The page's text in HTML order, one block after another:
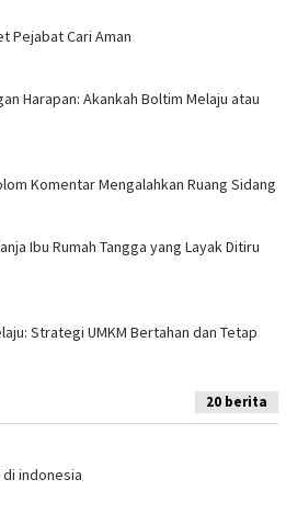
Pejabat Cari Aman
Harapan: Akankah Boltim Melaju atau
Komentar Mengalahkan Ruang Sidang
Ibu Rumah Tangga yang Layak Ditiru
Strategi UMKM Bertahan dan Tetap
20 berita
indonesia